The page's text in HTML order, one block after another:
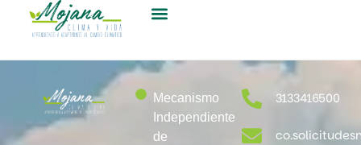
Mecanismo
Independiente
de
3133416500